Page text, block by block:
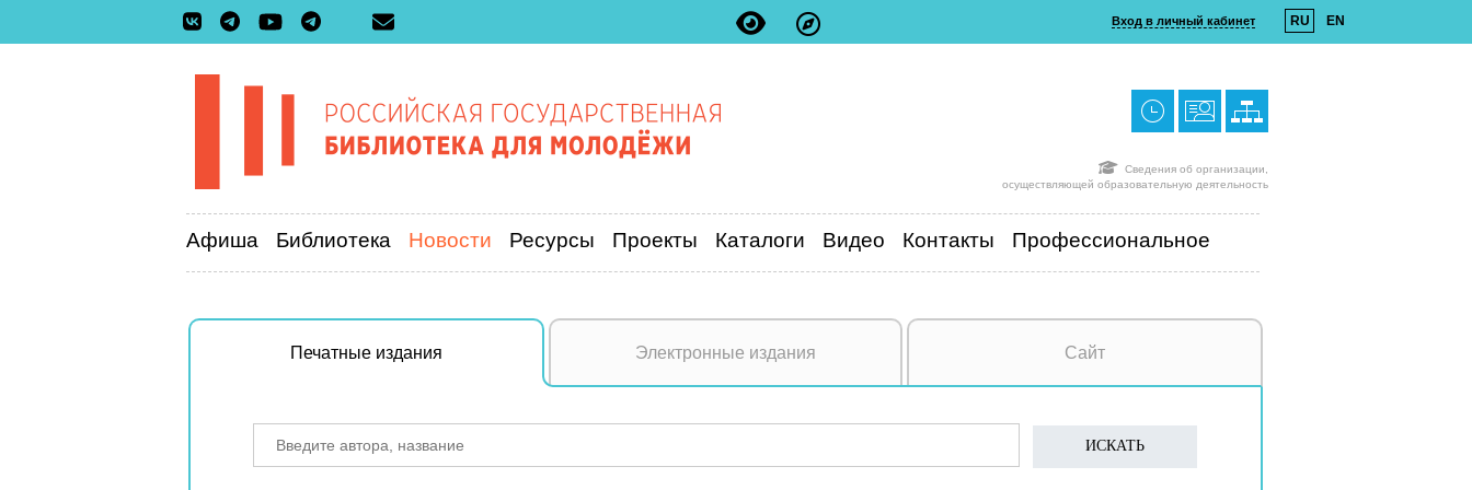
Вход в личный кабинет RU EN
Сведения об организации,
осуществляющей образовательную деятельность
Афиша Библиотека Новости Ресурсы Проекты Каталоги Видео Контакты Профессиональное
Печатные издания Электронные издания Сайт